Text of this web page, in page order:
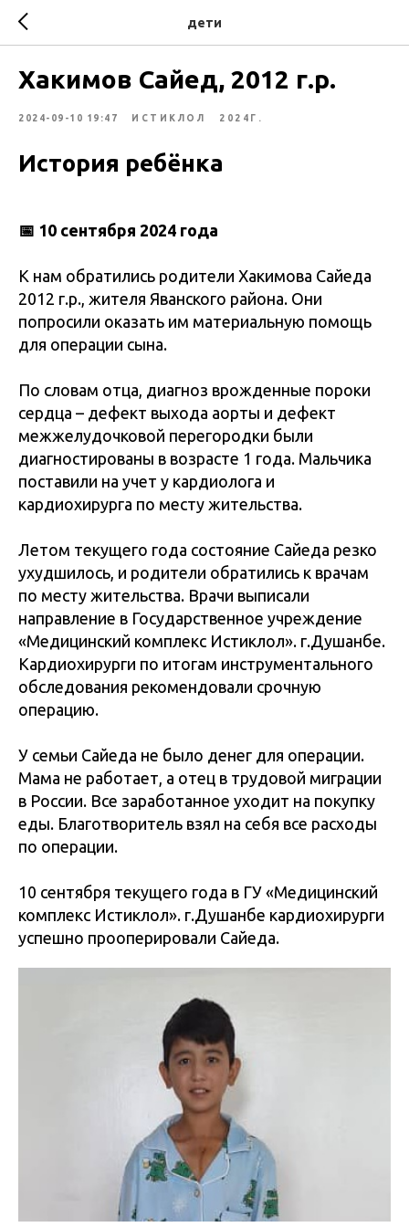
дети
Хакимов Сайед, 2012 г.р.
2024-09-10 19:47 ИСТИКЛОЛ 2024Г.
История ребёнка
📅 10 сентября 2024 года
К нам обратились родители Хакимова Сайеда
2012 г.р., жителя Яванского района. Они
попросили оказать им материальную помощь
для операции сына.
По словам отца, диагноз врожденные пороки
сердца – дефект выхода аорты и дефект
межжелудочковой перегородки были
диагностированы в возрасте 1 года. Мальчика
поставили на учет у кардиолога и
кардиохирурга по месту жительства.
Летом текущего года состояние Сайеда резко
ухудшилось, и родители обратились к врачам
по месту жительства. Врачи выписали
направление в Государственное учреждение
«Медицинский комплекс Истиклол». г.Душанбе.
Кардиохирурги по итогам инструментального
обследования рекомендовали срочную
операцию.
У семьи Сайеда не было денег для операции.
Мама не работает, а отец в трудовой миграции
в России. Все заработанное уходит на покупку
еды. Благотворитель взял на себя все расходы
по операции.
10 сентября текущего года в ГУ «Медицинский
комплекс Истиклол». г.Душанбе кардиохирурги
успешно прооперировали Сайеда.